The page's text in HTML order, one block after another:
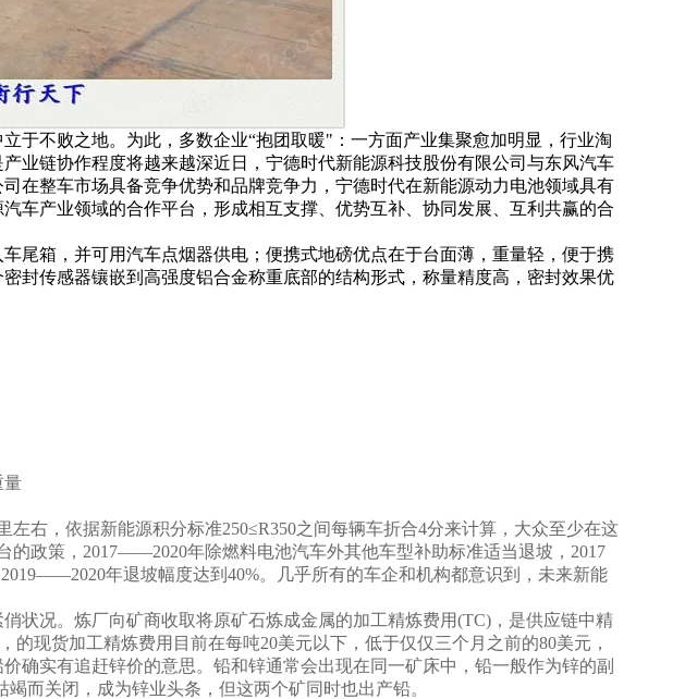
于不败之地。为此，多数企业“抱团取暖"：一方面产业集聚愈加明显，行业淘
业链协作程度将越来越深近日，宁德时代新能源科技股份有限公司与东风汽车
在整车市场具备竞争优势和品牌竞争力，宁德时代在新能源动力电池领域具有
车产业领域的合作平台，形成相互支撑、优势互补、协同发展、互利共赢的合
尾箱，并可用汽车点烟器供电；便携式地磅优点在于台面薄，重量轻，便于携
封传感器镶嵌到高强度铝合金称重底部的结构形式，称量精度高，密封效果优
量
左右，依据新能源积分标准250≤R350之间每辆车折合4分来计算，大众至少在这
的政策，2017——2020年除燃料电池汽车外其他车型补助标准适当退坡，2017
年退坡幅度达到40%。几乎所有的车企和机构都意识到，未来新能
状况。炼厂向矿商收取将原矿石炼成金属的加工精炼费用(TC)，是供应链中精
的现货加工精炼费用目前在每吨20美元以下，低于仅仅三个月之前的80美元，
确实有追赶锌价的意思。铅和锌通常会出现在同一矿床中，铅一般作为锌的副
竭而关闭，成为锌业头条，但这两个矿同时也出产铅。